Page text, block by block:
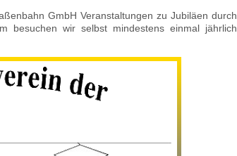
GmbH Veranstaltungen zu Jubiläen durch
besuchen wir selbst mindestens einmal jährlich